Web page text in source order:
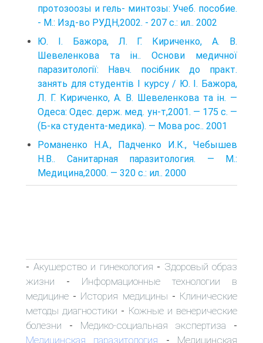
протозоозы и гель- минтозы: Учеб. пособие.
- М.: Изд-во РУДН,2002. - 207 с.: ил.. 2002
Ю. І. Бажора, Л. Г. Кириченко, А. В.
Шевеленкова та ін.. Основи медичної
паразитології: Навч. посібник до практ.
занять для студентів І курсу / Ю. І. Бажора,
Л. Г. Кириченко, А. В. Шевеленкова та ін. —
Одеса: Одес. держ. мед. ун-т,2001. — 175 с. —
(Б-ка студента-медика). — Мова рос.. 2001
Романенко H.A., Падченко И.К., Чебышев
H.B.. Санитарная паразитология. — M.:
Медицина,2000. — 320 c.: ил.. 2000
- Акушерство и гинекология - Здоровый образ
жизни - Информационные технологии в
медицине - История медицины - Клинические
методы диагностики - Кожные и венерические
болезни - Медико-социальная экспертиза -
Медицинская паразитология - Медицинская